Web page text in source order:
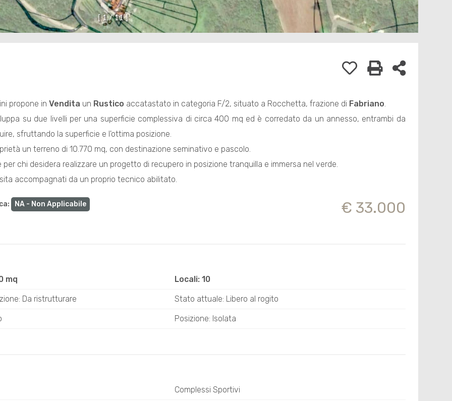
[ 1 / 11 ]
propone in Vendita un Rustico accatastato in categoria F/2, situato a Rocchetta, frazione di Fabriano.
su due livelli per una superficie complessiva di circa 400 mq ed è corredato da un annesso, entrambi da
sfruttando la superficie e l'ottima posizione.
un terreno di 10.770 mq, con destinazione seminativo e pascolo.
per chi desidera realizzare un progetto di recupero in posizione tranquilla e immersa nel verde.
accompagnati da un proprio tecnico abilitato.
: NA - Non Applicabile € 33.000
mq Locali: 10
Da ristrutturare Stato attuale: Libero al rogito
Posizione: Isolata
Complessi Sportivi